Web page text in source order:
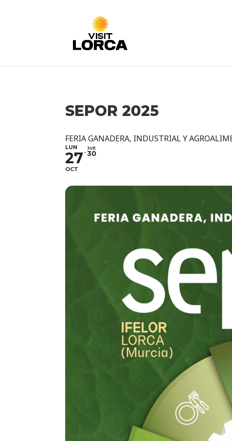
SEPOR 2025
FERIA GANADERA, INDUSTRIAL Y
LUN
27
OCT
JUE
30